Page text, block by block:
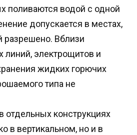
поливаются водой с одной
допускается в местах,
разрешено. Вблизи
линий, электрощитов и
жидких горючих
типа не
конструкциях
в вертикальном, но и в